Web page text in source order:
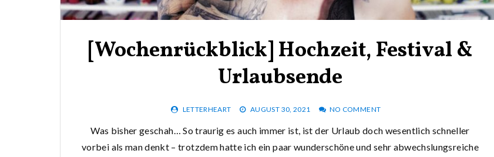
[Wochenrückblick] Hochzeit, Festival &
Urlaubsende
LETTERHEART AUGUST 30, 2021 NO COMMENT
Was bisher geschah… So traurig es auch immer ist, ist der Urlaub doch wesentlich schneller
vorbei als man denkt – trotzdem hatte ich ein paar wunderschöne und sehr abwechslungsreiche